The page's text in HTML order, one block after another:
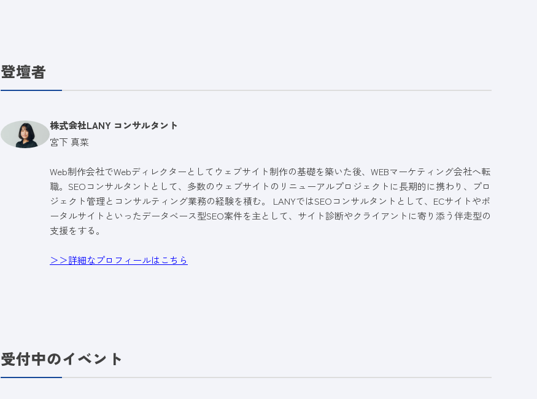
登壇者
株式会社LANY コンサルタント
宮下 真菜
Web制作会社でWebディレクターとしてウェブサイト制作の基礎を築いた後、WEBマーケティング会社へ転
職。SEOコンサルタントとして、多数のウェブサイトのリニューアルプロジェクトに長期的に携わり、プロ
ジェクト管理とコンサルティング業務の経験を積む。 LANYではSEOコンサルタントとして、ECサイトやポ
ータルサイトといったデータベース型SEO案件を主として、サイト診断やクライアントに寄り添う伴走型の
支援をする。
＞＞詳細なプロフィールはこちら
受付中のイベント